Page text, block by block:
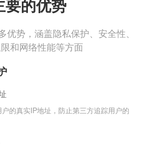
要的优势
优势，涵盖隐私保护、安全性、
和网络性能等方面
的真实IP地址，防止第三方追踪用户的